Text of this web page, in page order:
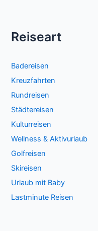
Reiseart
Badereisen
Kreuzfahrten
Rundreisen
Städtereisen
Kulturreisen
Wellness & Aktivurlaub
Golfreisen
Skireisen
Urlaub mit Baby
Lastminute Reisen